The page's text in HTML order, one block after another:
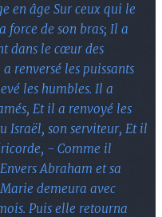
en âge Sur ceux qui le
force de son bras; Il a
dans le cœur des
renversé les puissants
les humbles. Il a
Et il a renvoyé les
Israël, son serviteur, Et il
- Comme il
Abraham et sa
demeura avec
Puis elle retourna